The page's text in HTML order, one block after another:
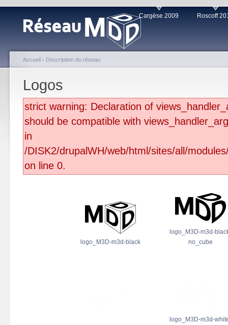
Cargèse 2009 Roscoff
Accueil › Description du réseau
Logos
strict warning: Declaration of
should be compatible with
in
/DISK2/drupalWH/web/html/sites/all/
on line 0.
logo_M3D-m3d-black
logo_M3D-m3d-
no_cube
logo_M3D-m3d-